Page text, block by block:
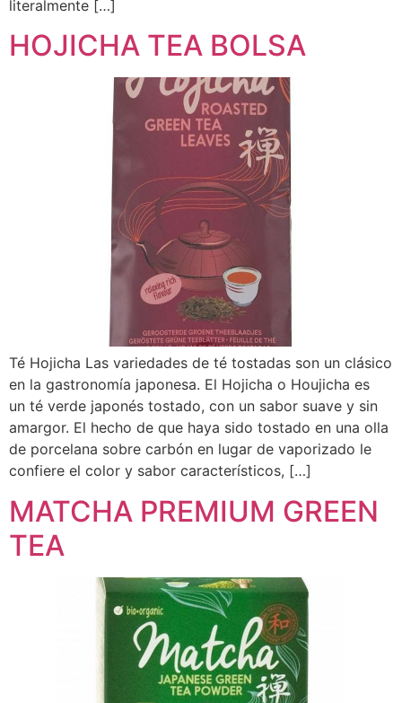
literalmente […]
HOJICHA TEA BOLSA
Té Hojicha Las variedades de té tostadas son un clásico
en la gastronomía japonesa. El Hojicha o Houjicha es
un té verde japonés tostado, con un sabor suave y sin
amargor. El hecho de que haya sido tostado en una olla
de porcelana sobre carbón en lugar de vaporizado le
confiere el color y sabor característicos, […]
MATCHA PREMIUM GREEN
TEA